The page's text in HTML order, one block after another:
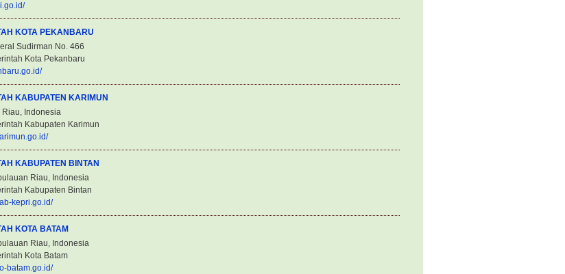
KOTA PEKANBARU
Sudirman No. 466
Kota Pekanbaru
KABUPATEN KARIMUN
Riau, Indonesia
Kabupaten Karimun
KABUPATEN BINTAN
Riau, Indonesia
Kabupaten Bintan
kepri.go.id/
KOTA BATAM
Riau, Indonesia
Kota Batam
batam.go.id/